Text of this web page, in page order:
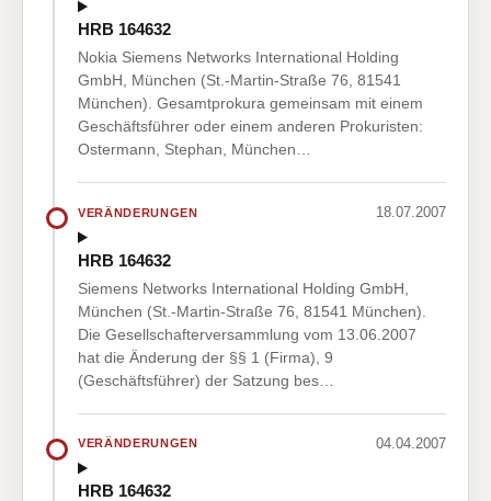
HRB 164632
Nokia Siemens Networks International Holding
GmbH, München (St.-Martin-Straße 76, 81541
München). Gesamtprokura gemeinsam mit einem
Geschäftsführer oder einem anderen Prokuristen:
Ostermann, Stephan, München…
VERÄNDERUNGEN 18.07.2007
HRB 164632
Siemens Networks International Holding GmbH,
München (St.-Martin-Straße 76, 81541 München).
Die Gesellschafterversammlung vom 13.06.2007
hat die Änderung der §§ 1 (Firma), 9
(Geschäftsführer) der Satzung bes…
VERÄNDERUNGEN 04.04.2007
HRB 164632